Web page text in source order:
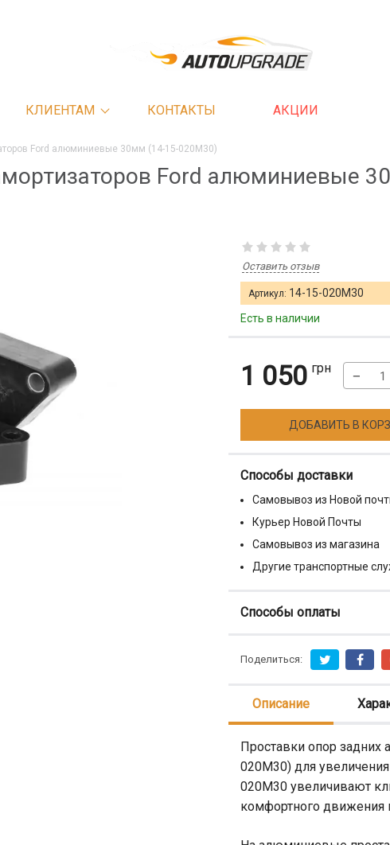
КЛИЕНТАМ КОНТАКТЫ АКЦИИ
Ford алюминиевые 30мм (14-15-020М30)
Ford алюминиевые
Оставить отзыв
Артикул: 14-15-020M30
Есть в наличии
1 050 грн −
ДОБАВИТЬ В
Способы доставки
Самовывоз из Новой
Курьер Новой Почты
Самовывоз из магазина
Другие транспортные
Способы оплаты
Поделиться:
Описание
Проставки опор
020М30) для
020M30 увеличивают
комфортного движения